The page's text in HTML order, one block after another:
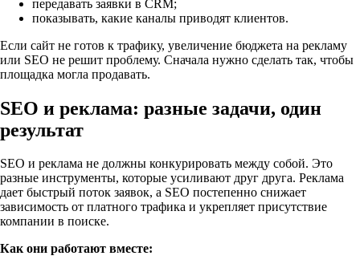
передавать заявки в CRM;
показывать, какие каналы приводят клиентов.
Если сайт не готов к трафику, увеличение бюджета на рекламу
или SEO не решит проблему. Сначала нужно сделать так, чтобы
площадка могла продавать.
SEO и реклама: разные задачи, один
результат
SEO и реклама не должны конкурировать между собой. Это
разные инструменты, которые усиливают друг друга. Реклама
дает быстрый поток заявок, а SEO постепенно снижает
зависимость от платного трафика и укрепляет присутствие
компании в поиске.
Как они работают вместе: